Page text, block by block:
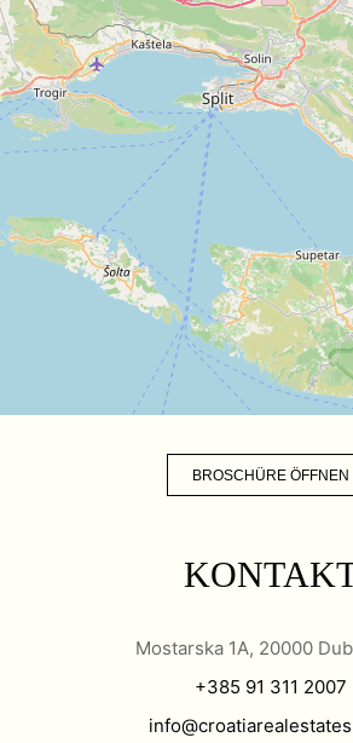
BROSCHÜRE ÖFFNEN
Mostarska 1A, 20000
+385 91 311 2007